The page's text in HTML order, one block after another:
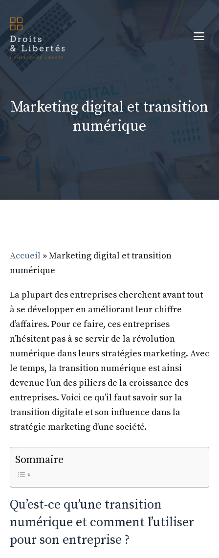
contenu
Marketing digital et transition
numérique
Accueil »Marketing digital et transition
numérique
La plupart des entreprises cherchent avant tout
à se développer en améliorant leur chiffre
d’affaires. Pour ce faire, ces entreprises
n’hésitent pas à se servir de la révolution
numérique dans leurs stratégies marketing. Avec
le temps, la transition numérique est ainsi
devenue l’un des piliers de la croissance des
entreprises. Voici ce qu’il faut savoir sur la
transition digitale et son influence dans la
stratégie marketing d’une société.
Sommaire
Qu’est-ce qu’une transition
numérique et comment l’utiliser
pour son entreprise ?